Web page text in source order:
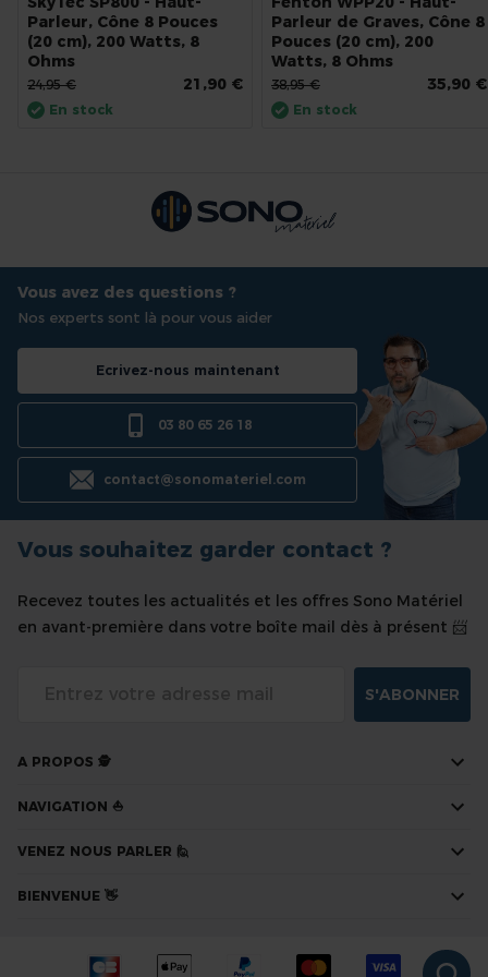
Parleur, Cône 8 Pouces
(20 cm), 200 Watts, 8
Ohms
21,90 €
24,95 €
En stock
Parleur de Graves, Cône 8
Pouces (20 cm), 200
Watts, 8 Ohms
35,90 €
38,95 €
En stock
Vous avez des questions ?
Nos experts sont là pour vous aider
Ecrivez-nous maintenant
03 80 65 26 18
contact@sonomateriel.com
Vous souhaitez garder contact ?
Recevez toutes les actualités et les offres Sono Matériel
en avant-première dans votre boîte mail dès à présent 📨
S'ABONNER
A PROPOS 🕵
NAVIGATION ⛵
VENEZ NOUS PARLER 🙋
BIENVENUE 👋